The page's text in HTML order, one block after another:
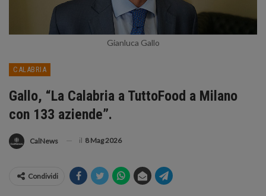
Gianluca Gallo
CALABRIA
Gallo, “La Calabria a TuttoFood a Milano
con 133 aziende”.
CalNews il 8 Mag 2026
Condividi